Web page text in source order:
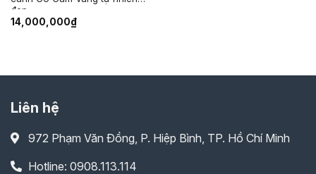
đẹp
14,000,000₫
Liên hệ
972 Phạm Văn Đồng, P. Hiệp Bình, TP. Hồ Chí Minh
Hotline: 0908.113.114